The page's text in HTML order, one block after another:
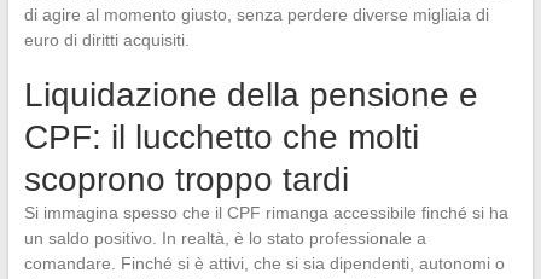
di agire al momento giusto, senza perdere diverse migliaia di
euro di diritti acquisiti.
Liquidazione della pensione e
CPF: il lucchetto che molti
scoprono troppo tardi
Si immagina spesso che il CPF rimanga accessibile finché si ha
un saldo positivo. In realtà, è lo stato professionale a
comandare. Finché si è attivi, che si sia dipendenti, autonomi o